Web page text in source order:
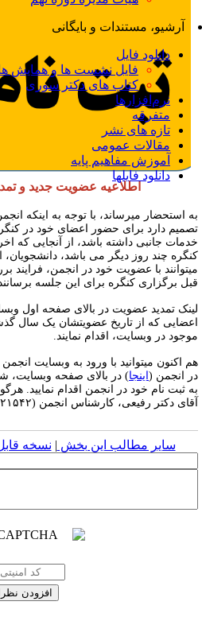
آرشیو، مستندات و بایگانی
دانلود فایل
فایل نشست ها و همایش ها
کتاب های دکتر سوری
نرم‌افزارها
متفرقه
تازه های نشر
مقالات عمومی
آموزش مفاهیم پایه
دانلود فایلها
اطلاعیه عضویت جدید و
استحضار میرساند، با توجه به اینکه
دارد برای حضور اعضای خود در
جانبی داشته باشد، از آنجایی که
چند روز دیگر می باشد، دانشجویان،
با عضویت خود در انجمن، فرایند
برگزاری کنگره برای این جلسه برسانند.
تمدید عضویت در بالای صفحه اول
که از تاریخ عضویتشان یک سال گذشته
در وبسایت، اقدام نمایند.
انجمن ( اینجا) در بالای صفحه وبسایت،
ثبت نام خود در انجمن اقدام نمایید.
دکتر رفیعی، کارشناس انجمن (۰۹۱۲۰۷۲۱۵۴۲) درخواست نمایید.
سایر مطالب این بخش | نسخه